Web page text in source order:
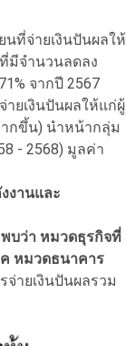
นที่จ่ายเงินปันผลให้
มีจำนวนลดลง
จากปี 2567
ยเงินปันผลให้แก่ผู้
กขึ้น) นำหน้ากลุ่ม
- 2568) มูลค่า
งานและ
บว่า หมวดธุรกิจที่
หมวดธนาคาร
ายเงินปันผลรวม